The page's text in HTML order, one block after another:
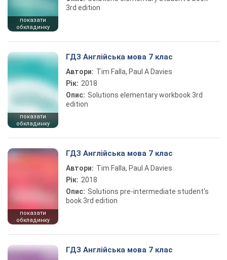
показати
обкладинку
3rd edition
показати
обкладинку
ГДЗ Англійська мова 7 клас
Автори: Tim Falla, Paul A Davies
Рік: 2018
Опис: Solutions elementary workbook 3rd
edition
показати
обкладинку
ГДЗ Англійська мова 7 клас
Автори: Tim Falla, Paul A Davies
Рік: 2018
Опис: Solutions pre-intermediate student's
book 3rd edition
ГДЗ Англійська мова 7 клас